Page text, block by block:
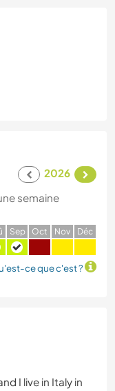
2026
semaine
Sep Oct Nov Déc
ce que c'est ?
I live in Italy in